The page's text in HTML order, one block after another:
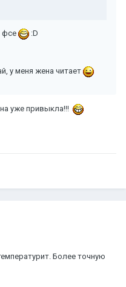
фсе :D
у меня жена читает
уже привыкла!!!
Более точную